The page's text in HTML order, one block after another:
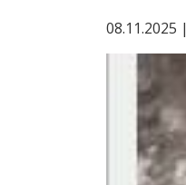
08.11.2025 |